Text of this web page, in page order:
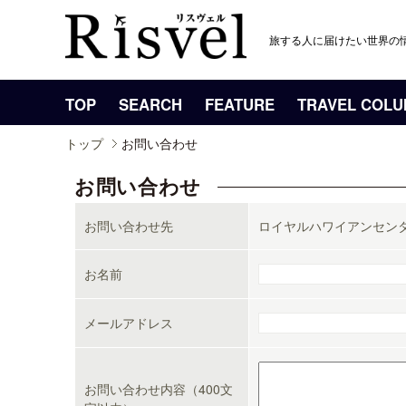
旅する人に届けたい世界の
TOP SEARCH FEATURE TRAVEL
トップ お問い合わせ
お問い合わせ
お問い合わせ先 ロイヤルハワイアンセン
お名前
メールアドレス
お問い合わせ内容（400文